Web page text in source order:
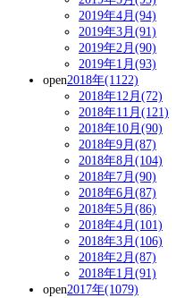
2019年4月(94)
2019年3月(91)
2019年2月(90)
2019年1月(93)
open2018年(1122)
2018年12月(72)
2018年11月(121)
2018年10月(90)
2018年9月(87)
2018年8月(104)
2018年7月(90)
2018年6月(87)
2018年5月(86)
2018年4月(101)
2018年3月(106)
2018年2月(87)
2018年1月(91)
open2017年(1079)